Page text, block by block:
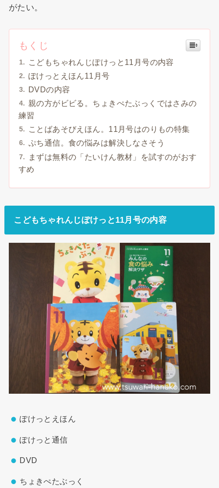
がたい。
もくじ
こどもちゃれんじぽけっと11月号の内容
ぽけっとえほん11月号
DVDの内容
親の方がビビる。ちょきぺたぶっくではさみの
練習
ことばあそびえほん。11月号はのりもの特集
ぷち通信。食の悩みは解決しなさそう
まずは無料の「たいけん教材」を試すのがおす
すめ
こどもちゃれんじぽけっと11月号の内容
ぽけっとえほん
ぽけっと通信
DVD
ちょきぺたぶっく